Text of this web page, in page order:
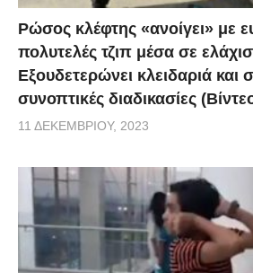
Ρώσος κλέφτης «ανοίγει» με
πολυτελές τζιπ μέσα σε
Εξουδετερώνει κλειδαριά και
συνοπτικές διαδικασίες
11 ΔΕΚΕΜΒΡΊΟΥ, 2023